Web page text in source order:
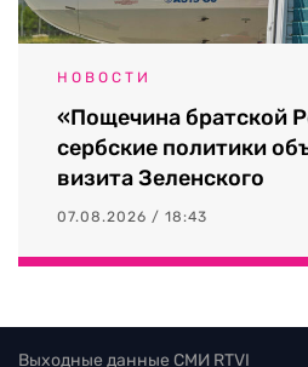
НОВОСТИ
«Пощечина братской
сербские политики
визита Зеленского
07.08.2026 / 18:43
Выходные данные СМИ RTVI